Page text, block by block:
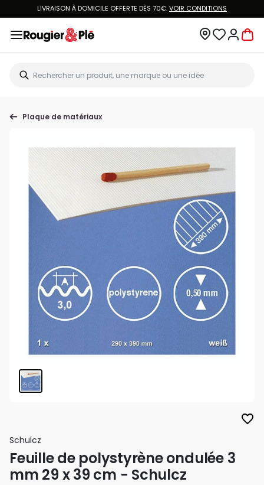
LIVRAISON À DOMICILE OFFERTE DÈS 70€.VOIR CONDITIONS
Plaque de matériaux
favorite_border
Schulcz
Feuille de polystyrène ondulée 3
mm 29 x 39 cm - Schulcz